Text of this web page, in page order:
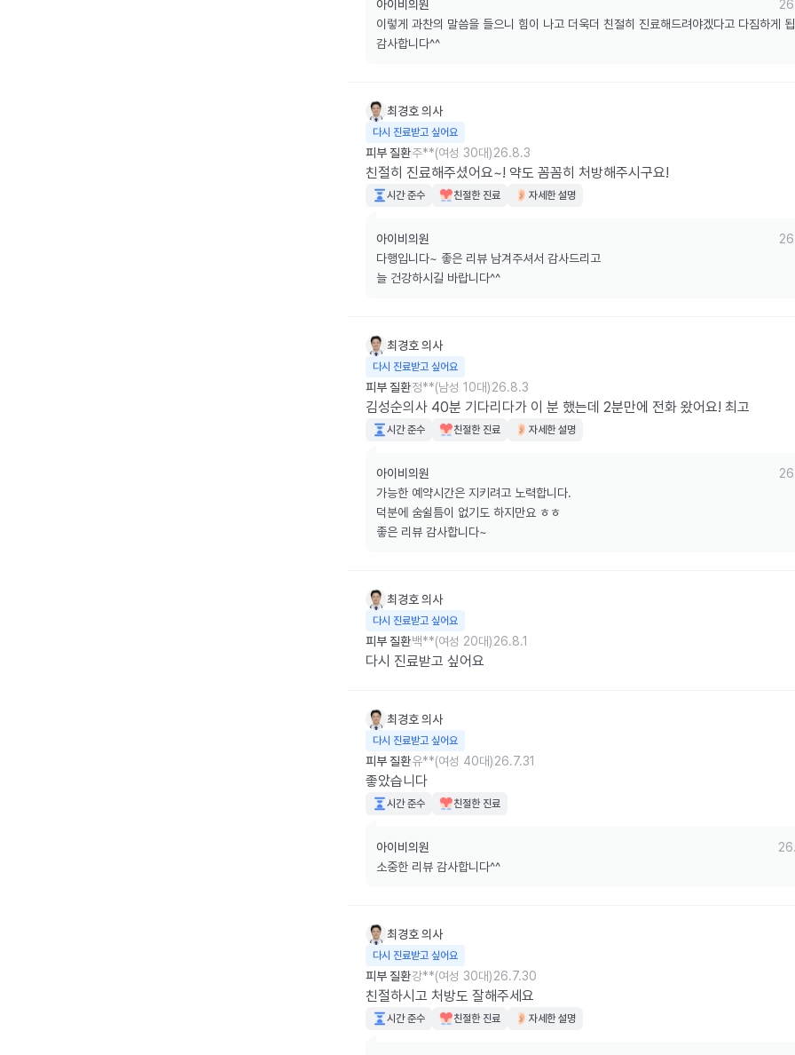
아이비의원
이렇게 과찬의 말씀을 들으니 힘이 나고 더욱더 친절히 진료해드려야겠다고 다짐하게
감사합니다^^
최경호의사
다시 진료받고 싶어요
피부 질환주**(여성 30대)26.8.3
친절히 진료해주셨어요~! 약도 꼼꼼히 처방해주시구요!
시간 준수 친절한 진료 자세한 설명
아이비의원
다행입니다~ 좋은 리뷰 남겨주셔서 감사드리고
늘 건강하시길 바랍니다^^
최경호의사
다시 진료받고 싶어요
피부 질환정**(남성 10대)26.8.3
김성순의사 40분 기다리다가 이 분 했는데 2분만에 전화 왔어요! 최고
시간 준수 친절한 진료 자세한 설명
아이비의원
가능한 예약시간은 지키려고 노력합니다.
덕분에 숨쉴틈이 없기도 하지만요 ㅎㅎ
좋은 리뷰 감사합니다~
최경호의사
다시 진료받고 싶어요
피부 질환백**(여성 20대)26.8.1
다시 진료받고 싶어요
최경호의사
다시 진료받고 싶어요
피부 질환유**(여성 40대)26.7.31
좋았습니다
시간 준수 친절한 진료
아이비의원
소중한 리뷰 감사합니다^^
최경호의사
다시 진료받고 싶어요
피부 질환강**(여성 30대)26.7.30
친절하시고 처방도 잘해주세요
시간 준수 친절한 진료 자세한 설명